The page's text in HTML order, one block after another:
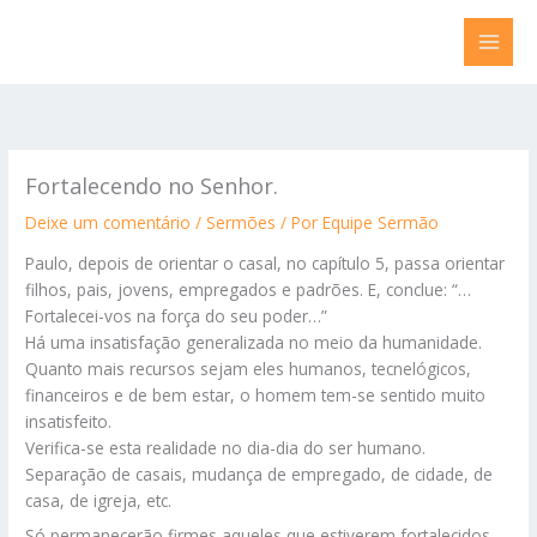
Fortalecendo no Senhor.
Deixe um comentário /Sermões / PorEquipe Sermão
Paulo, depois de orientar o casal, no capítulo 5, passa orientar
filhos, pais, jovens, empregados e padrões. E, conclue: “…
Fortalecei-vos na força do seu poder…”
Há uma insatisfação generalizada no meio da humanidade.
Quanto mais recursos sejam eles humanos, tecnelógicos,
financeiros e de bem estar, o homem tem-se sentido muito
insatisfeito.
Verifica-se esta realidade no dia-dia do ser humano.
Separação de casais, mudança de empregado, de cidade, de
casa, de igreja, etc.